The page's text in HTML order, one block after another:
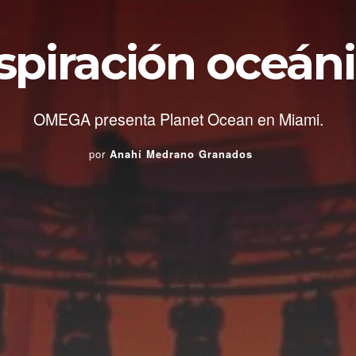
OMEGA presenta Planet Ocean en Miami.
por Anahí Medrano Granados